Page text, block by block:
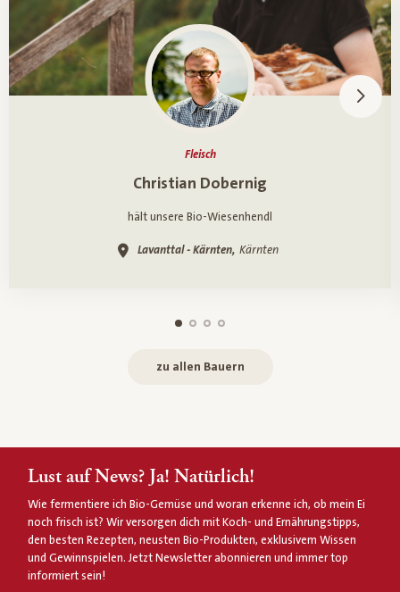
Fleisch
Ein Porträt überChristian Dobernig
hält unsere Bio-Wiesenhendl
Lavanttal - Kärnten, Kärnten
zu allen Bauern
Lust auf News? Ja! Natürlich!
Wie fermentiere ich Bio-Gemüse und woran erkenne ich, ob mein Ei
noch frisch ist? Wir versorgen dich mit Koch- und Ernährungstipps,
den besten Rezepten, neusten Bio-Produkten, exklusivem Wissen
und Gewinnspielen. Jetzt Newsletter abonnieren und immer top
informiert sein!